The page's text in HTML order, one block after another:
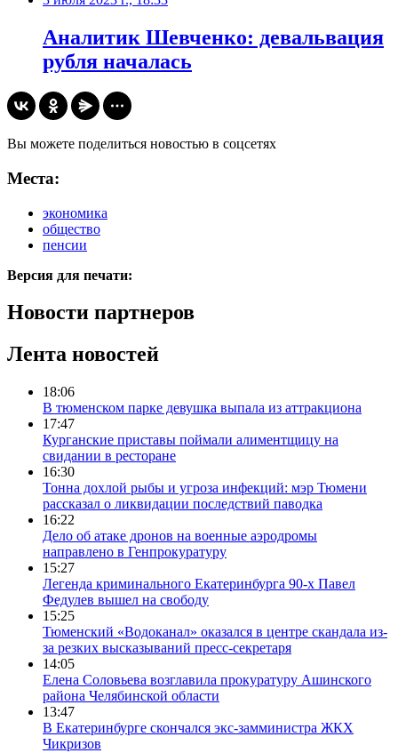
Аналитик Шевченко: девальвация
рубля началась
Вы можете поделиться новостью в соцсетях
Места:
экономика
общество
пенсии
Версия для печати:
Новости партнеров
Лента новостей
18:06
В тюменском парке девушка выпала из аттракциона
17:47
Курганские приставы поймали алиментщицу на
свидании в ресторане
16:30
Тонна дохлой рыбы и угроза инфекций: мэр Тюмени
рассказал о ликвидации последствий паводка
16:22
Дело об атаке дронов на военные аэродромы
направлено в Генпрокуратуру
15:27
Легенда криминального Екатеринбурга 90-х Павел
Федулев вышел на свободу
15:25
Тюменский «Водоканал» оказался в центре скандала из-
за резких высказываний пресс-секретаря
14:05
Елена Соловьева возглавила прокуратуру Ашинского
района Челябинской области
13:47
В Екатеринбурге скончался экс-замминистра ЖКХ
Чикризов